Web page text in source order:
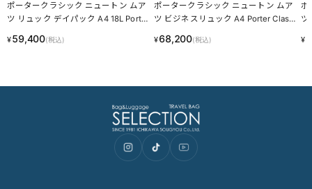
ポータークラシック ニュートン ムア
ツ リュック デイパック A4 18L Porter
¥59,400(税込)
ポータークラシック ニュートン ムア
ツ ビジネスリュック A4 Porter Classi
¥68,200(税込)
ポ
ツ
¥